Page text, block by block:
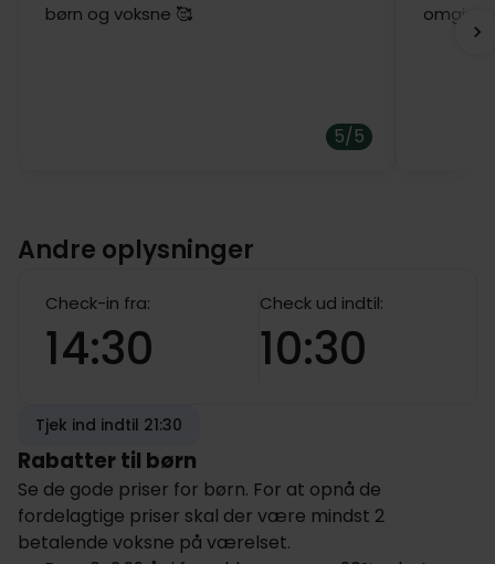
børn og voksne 🥰
5/5
Andre oplysninger
Check-in fra:
14:30
Check ud indtil:
10:30
Tjek ind indtil 21:30
Rabatter til børn
Se de gode priser for børn. For at opnå de
fordelagtige priser skal der være mindst 2
betalende voksne på værelset.